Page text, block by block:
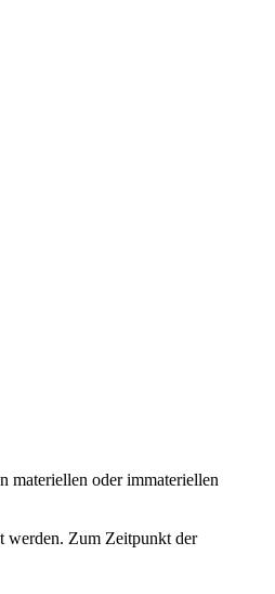
materiellen oder immateriellen
werden. Zum Zeitpunkt der